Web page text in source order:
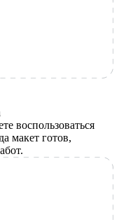
воспользоваться
макет готов,